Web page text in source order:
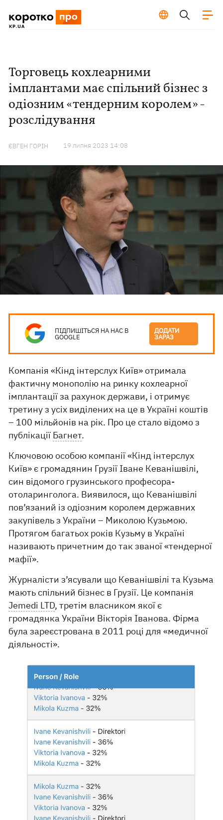
Торговець кохлеарними
імплантами має спільний бізнес з
одіозним «тендерним королем» -
розслідування
ЄВГЕН ГОРІН 19 липня 2023 14:08
ПІДПИШІТЬСЯ НА НАС В
GOOGLE
ДОДАТИ
ЗАРАЗ
Компанія «Кінд інтерслух Київ» отримала
фактичну монополію на ринку кохлеарної
імплантації за рахунок держави, і отримує
третину з усіх виділених на це в Україні коштів
– 100 мільйонів на рік. Про це стало відомо з
публікації Багнет.
Ключовою особою компанії «Кінд інтерслух
Київ» є громадянин Грузії Іване Кеванішвілі,
син відомого грузинського професора-
отоларинголога. Виявилося, що Кеванішвілі
пов’язаний із одіозним королем державних
закупівель з України – Миколою Кузьмою.
Протягом багатьох років Кузьму в Україні
називають причетним до так званої «тендерної
мафії».
Журналісти з’ясували що Кеванішвілі та Кузьма
мають спільний бізнес в Грузії. Це компанія
Jemedi LTD, третім власником якої є
громадянка України Вікторія Іванова. Фірма
була зареєстрована в 2011 році для «медичної
діяльності».